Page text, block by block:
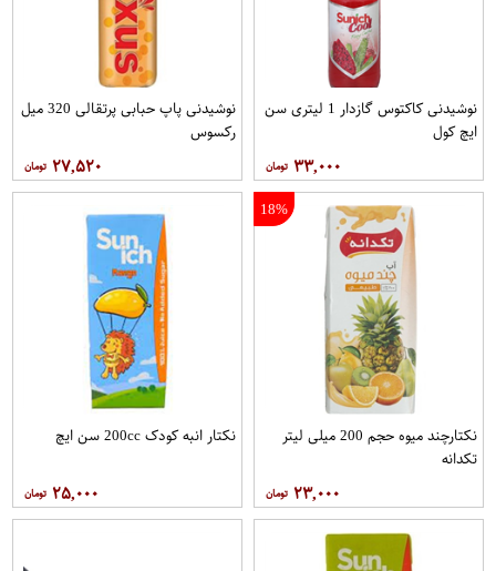
نوشیدنی کاکتوس گازدار 1 لیتری سن
ایچ کول
۳۳,۰۰۰
نوشیدنی پاپ حبابی پرتقالی 320 میل
رکسوس
۲۷,۵۲۰
18%
نکتارچند میوه حجم 200 میلی لیتر
تکدانه
۲۳,۰۰۰
نکتار انبه کودک 200cc سن ايچ
۲۵,۰۰۰